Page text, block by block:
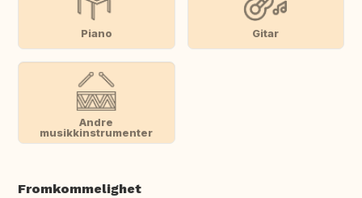
Piano Gitar
Andre
musikkinstrumenter
Fromkommelighet